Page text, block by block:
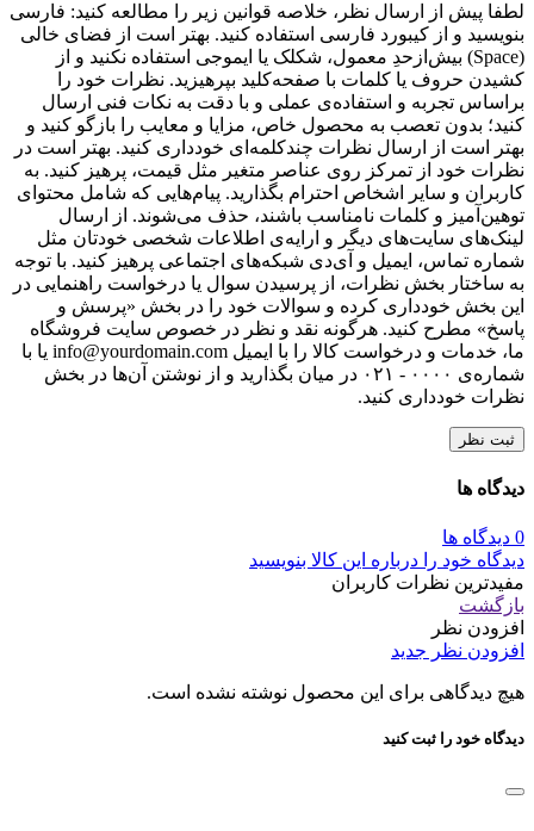
لطفا پیش از ارسال نظر، خلاصه قوانین زیر را مطالعه کنید: فارسی
بنویسید و از کیبورد فارسی استفاده کنید. بهتر است از فضای خالی
(Space) بیش‌از‌حدِ معمول، شکلک یا ایموجی استفاده نکنید و از
کشیدن حروف یا کلمات با صفحه‌کلید بپرهیزید. نظرات خود را
براساس تجربه و استفاده‌ی عملی و با دقت به نکات فنی ارسال
کنید؛ بدون تعصب به محصول خاص، مزایا و معایب را بازگو کنید و
بهتر است از ارسال نظرات چندکلمه‌‌ای خودداری کنید. بهتر است در
نظرات خود از تمرکز روی عناصر متغیر مثل قیمت، پرهیز کنید. به
کاربران و سایر اشخاص احترام بگذارید. پیام‌هایی که شامل محتوای
توهین‌آمیز و کلمات نامناسب باشند، حذف می‌شوند. از ارسال
لینک‌های سایت‌های دیگر و ارایه‌ی اطلاعات شخصی خودتان مثل
شماره تماس، ایمیل و آی‌دی شبکه‌های اجتماعی پرهیز کنید. با توجه
به ساختار بخش نظرات، از پرسیدن سوال یا درخواست راهنمایی در
این بخش خودداری کرده و سوالات خود را در بخش «پرسش و
پاسخ» مطرح کنید. هرگونه نقد و نظر در خصوص سایت فروشگاه
ما، خدمات و درخواست کالا را با ایمیل info@yourdomain.com یا با
شماره‌ی ۰۰۰۰ - ۰۲۱ در میان بگذارید و از نوشتن آن‌ها در بخش
نظرات خودداری کنید.
ثبت نظر
دیدگاه ها
0 دیدگاه ها
دیدگاه خود را درباره این کالا بنویسید
مفیدترین نظرات کاربران
بازگشت
افزودن نظر
افزودن نظر جدید
هیچ دیدگاهی برای این محصول نوشته نشده است.
دیدگاه خود را ثبت کنید